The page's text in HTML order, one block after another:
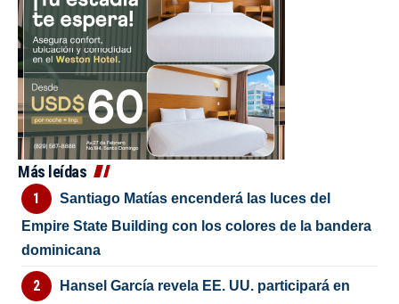
Más leídas
Santiago Matías encenderá las luces del
Empire State Building con los colores de la bandera
dominicana
Hansel García revela EE. UU. participará en